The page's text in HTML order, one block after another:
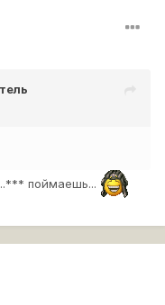
поймаешь...